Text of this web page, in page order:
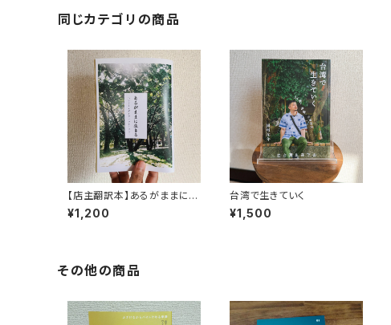
同じカテゴリの商品
【店主翻訳本】あるがままに生
きる（moonlight books vo
l.2）
¥1,200
台湾で生きていく
¥1,500
その他の商品